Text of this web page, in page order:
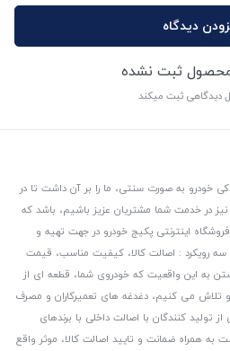
دیدگاه
محصول ثبت نشده
دیدگاهی ثبت میکند
خودرو به صورت سنتی، ما را بر آن داشت تا در
در خدمت شما مشتریان عزیز باشیم، باشد که
فروشگاه اینترنتی پکیج خودرو در جهت تهیه و
رویکرد : اصالت کالا، کیفیت مناسب، قیمت
به این واقعیت که خودروی شما، قطعه ای از
تلاش می کنیم، دغدغه های تعمیرکاران و مصرف
تولید کنندگان با اصالت داخلی با برندهای
همراه ضمانت و تایید اصالت کالا، موثر واقع